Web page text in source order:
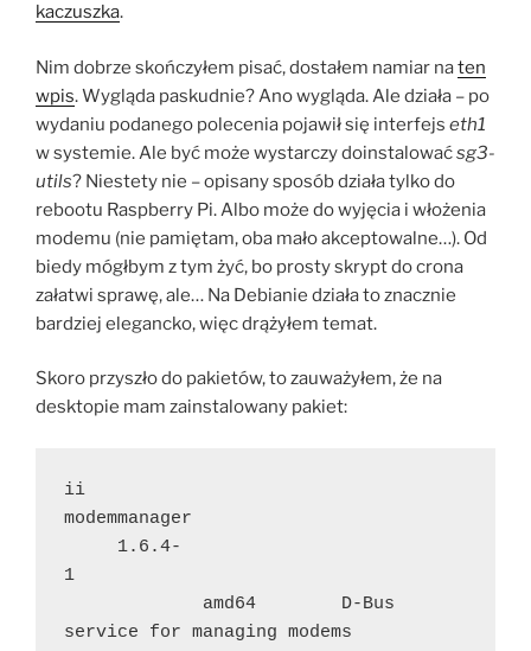
kaczuszka.
Nim dobrze skończyłem pisać, dostałem namiar naten
wpis. Wygląda paskudnie? Ano wygląda. Ale działa – po
wydaniu podanego polecenia pojawił się interfejs eth1
w systemie. Ale być może wystarczy doinstalowaćsg3-
utils? Niestety nie – opisany sposób działa tylko do
rebootu Raspberry Pi. Albo może do wyjęcia i włożenia
modemu (nie pamiętam, oba mało akceptowalne…). Od
biedy mógłbym z tym żyć, bo prosty skrypt do crona
załatwi sprawę, ale… Na Debianie działa to znacznie
bardziej elegancko, więc drążyłem temat.
Skoro przyszło do pakietów, to zauważyłem, że na
desktopie mam zainstalowany pakiet:
ii
modemmanager
1.6.4-
1
amd64        D-Bus
service for managing modems